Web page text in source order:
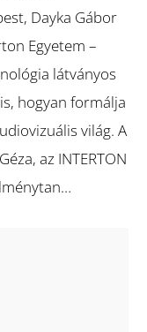
Dayka Gábor
Egyetem –
látványos
hogyan formálja
világ. A
az INTERTON